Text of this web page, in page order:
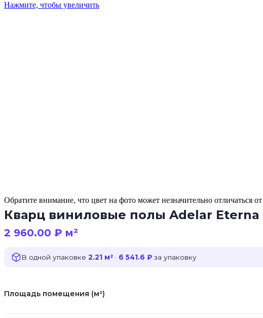
Нажмите, чтобы увеличить
Обратите внимание, что цвет на фото может незначительно отличаться от
Кварц виниловые полы Adelar Eterna
2 960.00 ₽ м²
В одной упаковке 2.21 м² · 6 541.6 ₽ за упаковку
Площадь помещения (м²)